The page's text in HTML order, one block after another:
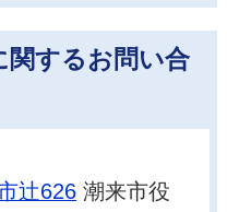
関するお問い合
辻626 潮来市役